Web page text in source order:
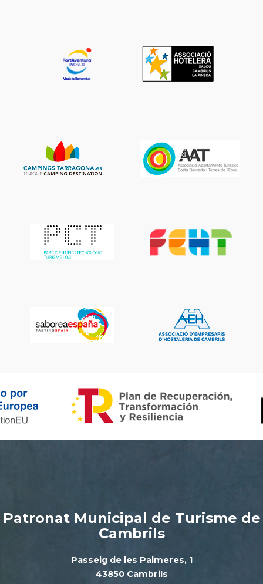
Patronat Municipal de Turisme de
Cambrils
Passeig de les Palmeres, 1
43850 Cambrils